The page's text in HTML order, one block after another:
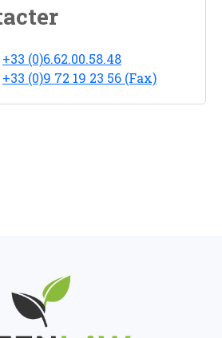
+33 (0)6.62.00.58.48
+33 (0)9 72 19 23 56 (Fax)